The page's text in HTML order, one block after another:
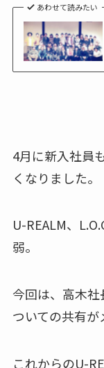
あわせて読みたい
4月に新入社員
くなりました。
U-REALM、
弱。
今回は、高木
ついての共有が
これからのU-